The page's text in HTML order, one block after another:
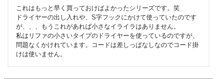
これはもっと早く買っておけばよかったシリーズです。笑
ドライヤーの出し入れや、S字フックにかけて使っていたのです
が、、、もうこれがあれば小さなイライラはありません。
私はリファの小さいタイプのドライヤーを使っているのですが、
問題なくかけれています。コードは差しっぱなしなのでコード掛
けは使いません。